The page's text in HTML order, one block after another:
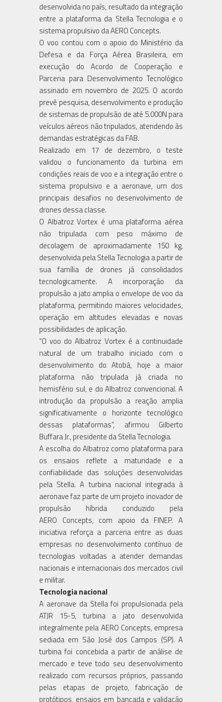
desenvolvida no país, resultado da integração
entre a plataforma da Stella Tecnologia e o
sistema propulsivo da AERO Concepts.
O voo contou com o apoio do Ministério da
Defesa e da Força Aérea Brasileira, em
execução do Acordo de Cooperação e
Parceria para Desenvolvimento Tecnológico
assinado em novembro de 2025. O acordo
prevê pesquisa, desenvolvimento e produção
de sistemas de propulsão de até 5.000N para
veículos aéreos não tripulados, atendendo às
demandas estratégicas da FAB.
Realizado em 17 de dezembro, o teste
validou o funcionamento da turbina em
condições reais de voo e a integração entre o
sistema propulsivo e a aeronave, um dos
principais desafios no desenvolvimento de
drones dessa classe.
O Albatroz Vortex é uma plataforma aérea
não tripulada com peso máximo de
decolagem de aproximadamente 150 kg,
desenvolvida pela Stella Tecnologia a partir de
sua família de drones já consolidados
tecnologicamente. A incorporação da
propulsão a jato amplia o envelope de voo da
plataforma, permitindo maiores velocidades,
operação em altitudes elevadas e novas
possibilidades de aplicação.
“O voo do Albatroz Vortex é a continuidade
natural de um trabalho iniciado com o
desenvolvimento do Atobá, hoje a maior
plataforma não tripulada já criada no
hemisfério sul, e do Albatroz convencional. A
introdução da propulsão a reação amplia
significativamente o horizonte tecnológico
dessas plataformas”, afirmou Gilberto
Buffara Jr., presidente da Stella Tecnologia.
A escolha do Albatroz como plataforma para
os ensaios reflete a maturidade e a
confiabilidade das soluções desenvolvidas
pela Stella. A turbina nacional integrada à
aeronave faz parte de um projeto inovador de
propulsão híbrida conduzido pela
AERO Concepts, com apoio da FINEP. A
iniciativa reforça a parceria entre as duas
empresas no desenvolvimento contínuo de
tecnologias voltadas a atender demandas
nacionais e internacionais dos mercados civil
e militar.
Tecnologia nacional
A aeronave da Stella foi propulsionada pela
ATJR 15-5, turbina a jato desenvolvida
integralmente pela AERO Concepts, empresa
sediada em São José dos Campos (SP). A
turbina foi concebida a partir de análise de
mercado e teve todo seu desenvolvimento
realizado com recursos próprios, passando
pelas etapas de projeto, fabricação de
protótipos, ensaios em bancada e validação